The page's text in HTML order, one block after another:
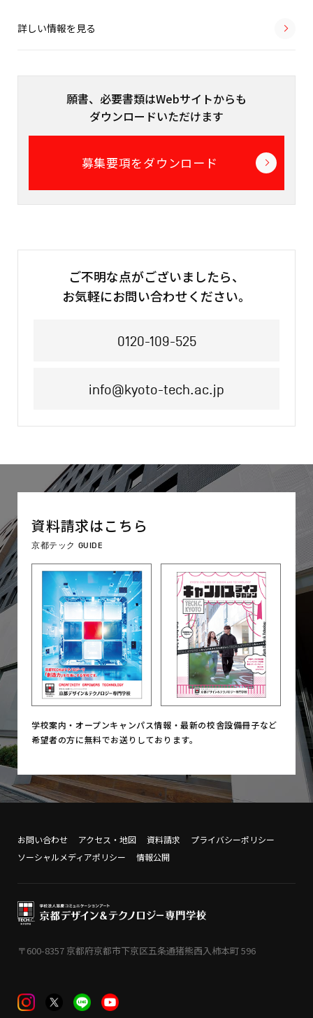
詳しい情報を見る
願書、必要書類はWebサイトからも
ダウンロードいただけます
募集要項をダウンロード
ご不明な点がございましたら、
お気軽にお問い合わせください。
0120-109-525
info@kyoto-tech.ac.jp
資料請求はこちら
京都テック GUIDE
学校案内・オープンキャンパス情報・最新の校舎設備冊子など
希望者の方に無料でお送りしております。
お問い合わせ アクセス・地図 資料請求
プライバシーポリシー
ソーシャルメディアポリシー
情報公開
〒600-8357 京都府京都市下京区五条通猪熊西入柿本町 596